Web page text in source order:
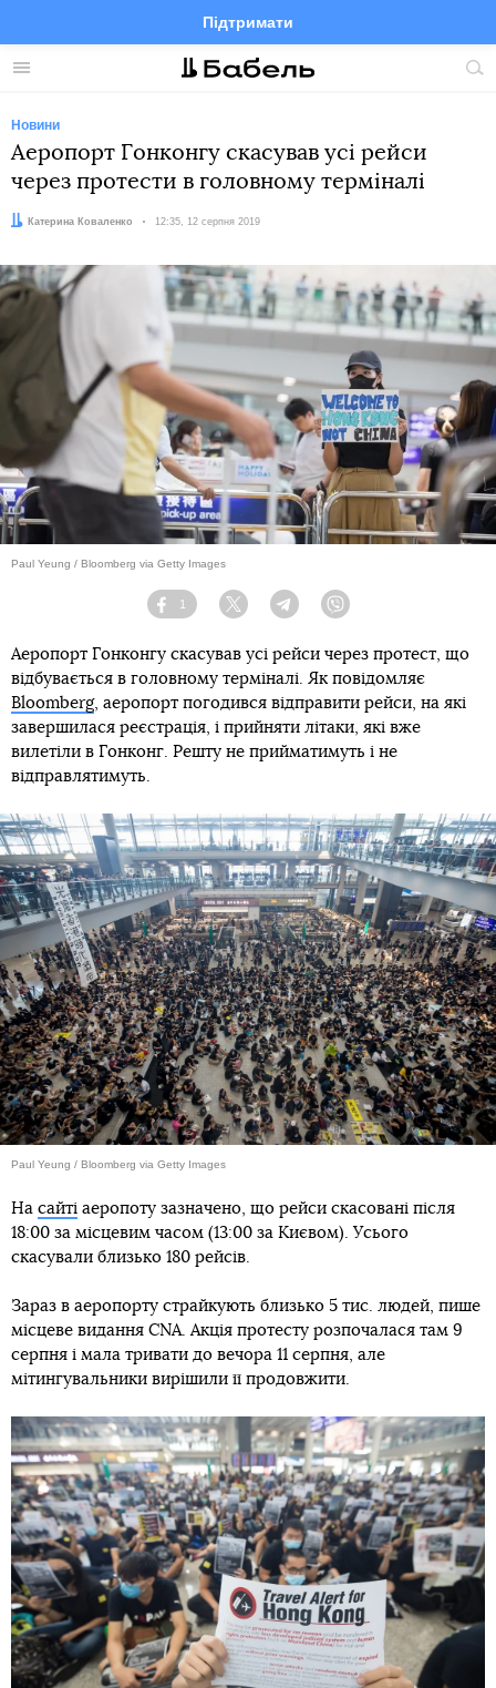
Меню
Підтримати
FacebookTelegramTwitter
Новини
Аеропорт Гонконгу скасував усі рейси
через протести в головному терміналі
Автор:Катерина Коваленко Дата:
12:35, 12 серпня 2019
Paul Yeung / Bloomberg via Getty Images
Facebook
1
Twitter TelegramViber
Аеропорт Гонконгу скасував усі рейси через протест, що
відбувається в головному терміналі. Як повідомляє
Bloomberg, аеропорт погодився відправити рейси, на які
завершилася реєстрація, і прийняти літаки, які вже
вилетіли в Гонконг. Решту не прийматимуть і не
відправлятимуть.
Paul Yeung / Bloomberg via Getty Images
На сайті аеропоту зазначено, що рейси скасовані після
18:00 за місцевим часом (13:00 за Києвом). Усього
скасували близько 180 рейсів.
Зараз в аеропорту страйкують близько 5 тис. людей, пише
місцеве видання CNA. Акція протесту розпочалася там 9
серпня і мала тривати до вечора 11 серпня, але
мітингувальники вирішили її продовжити.